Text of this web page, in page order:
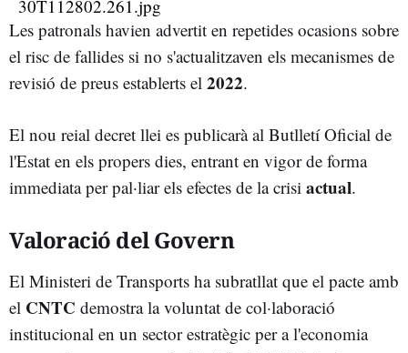
Les patronals havien advertit en repetides ocasions sobre
el risc de fallides si no s'actualitzaven els mecanismes de
revisió de preus establerts el 2022.
El nou reial decret llei es publicarà al Butlletí Oficial de
l'Estat en els propers dies, entrant en vigor de forma
immediata per pal·liar els efectes de la crisi actual.
Valoració del Govern
El Ministeri de Transports ha subratllat que el pacte amb
el CNTC demostra la voluntat de col·laboració
institucional en un sector estratègic per a l'economia